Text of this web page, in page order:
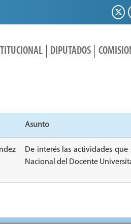
DIPUTADOS
Asunto
De interés las actividades
Nacional del Docente